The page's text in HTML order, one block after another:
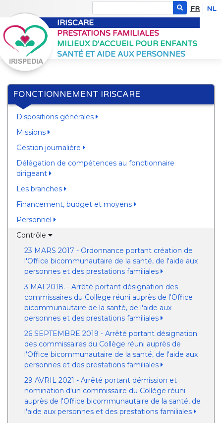
FR NL
IRISCARE
PRESTATIONS FAMILIALES
MILIEUX D'ACCUEIL POUR ENFANTS
SANTÉ ET AIDE AUX PERSONNES
FONCTIONNEMENT IRISCARE
Dispositions générales
Missions
Gestion journalière
Délégation de compétences au fonctionnaire
dirigeant
Les branches
Financement, budget et moyens
Personnel
Contrôle
23 MARS 2017 - Ordonnance portant création de
l'Office bicommunautaire de la santé, de l'aide aux
personnes et des prestations familiales
3 MAI 2018. - Arrêté portant désignation des
commissaires du Collège réuni auprès de l'Office
bicommunautaire de la santé, de l'aide aux
personnes et des prestations familiales
26 SEPTEMBRE 2019 - Arrêté portant désignation
des commissaires du Collège réuni auprès de
l'Office bicommunautaire de la santé, de l'aide aux
personnes et des prestations familiales
29 AVRIL 2021 - Arrêté portant démission et
nomination d'un commissaire du Collège réuni
auprès de l'Office bicommunautaire de la santé, de
l'aide aux personnes et des prestations familiales